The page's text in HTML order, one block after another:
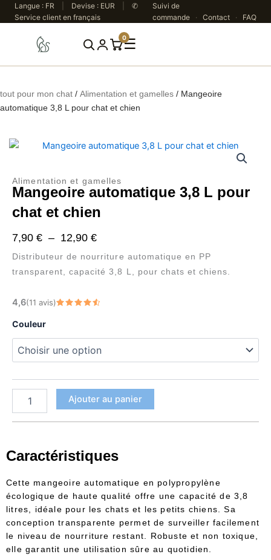
Langue : FR Devise : EUR
✆
Service client en français
Suivi de
commande
· Contact · FAQ
0☰
Aller
au
tout pour mon chat / Alimentation et gamelles / Mangeoire
automatique 3,8 L pour chat et chien
Alimentation et gamelles
Mangeoire automatique 3,8 L pour
chat et chien
7,90 € – 12,90 €Plage
de
prix :
à
Distributeur de nourriture automatique en PP
transparent, capacité 3,8 L, pour chats et chiens.
4,6(11 avis)
Couleur
quantité
Mangeoire
3,8
L
chien
Ajouter au panier
Caractéristiques
Cette mangeoire automatique en polypropylène
écologique de haute qualité offre une capacité de 3,8
litres, idéale pour les chats et les petits chiens. Sa
conception transparente permet de surveiller facilement
le niveau de nourriture restant. Robuste et non toxique,
elle garantit une utilisation sûre au quotidien.